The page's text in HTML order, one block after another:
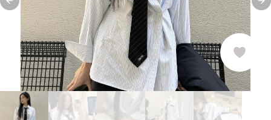
Previous slide